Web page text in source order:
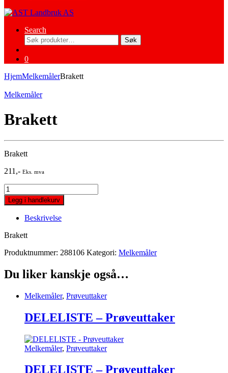
Search
Søk
etter:
Søk
0
HjemMelkemålerBrakett
Melkemåler
Brakett
Brakett
211 ,- Eks. mva
Brakett
quantity
Legg i handlekurv
Beskrivelse
Brakett
Produktnummer: 288106 Kategori: Melkemåler
Du liker kanskje også…
Melkemåler, Prøveuttaker
DELELISTE – Prøveuttaker
Melkemåler, Prøveuttaker
DELELISTE – Prøveuttaker